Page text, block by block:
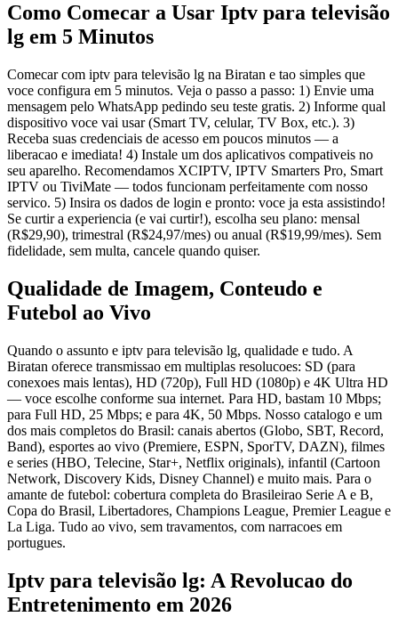
Como Comecar a Usar Iptv para televisão
lg em 5 Minutos
Comecar com iptv para televisão lg na Biratan e tao simples que
voce configura em 5 minutos. Veja o passo a passo: 1) Envie uma
mensagem pelo WhatsApp pedindo seu teste gratis. 2) Informe qual
dispositivo voce vai usar (Smart TV, celular, TV Box, etc.). 3)
Receba suas credenciais de acesso em poucos minutos — a
liberacao e imediata! 4) Instale um dos aplicativos compativeis no
seu aparelho. Recomendamos XCIPTV, IPTV Smarters Pro, Smart
IPTV ou TiviMate — todos funcionam perfeitamente com nosso
servico. 5) Insira os dados de login e pronto: voce ja esta assistindo!
Se curtir a experiencia (e vai curtir!), escolha seu plano: mensal
(R$29,90), trimestral (R$24,97/mes) ou anual (R$19,99/mes). Sem
fidelidade, sem multa, cancele quando quiser.
Qualidade de Imagem, Conteudo e
Futebol ao Vivo
Quando o assunto e iptv para televisão lg, qualidade e tudo. A
Biratan oferece transmissao em multiplas resolucoes: SD (para
conexoes mais lentas), HD (720p), Full HD (1080p) e 4K Ultra HD
— voce escolhe conforme sua internet. Para HD, bastam 10 Mbps;
para Full HD, 25 Mbps; e para 4K, 50 Mbps. Nosso catalogo e um
dos mais completos do Brasil: canais abertos (Globo, SBT, Record,
Band), esportes ao vivo (Premiere, ESPN, SporTV, DAZN), filmes
e series (HBO, Telecine, Star+, Netflix originals), infantil (Cartoon
Network, Discovery Kids, Disney Channel) e muito mais. Para o
amante de futebol: cobertura completa do Brasileirao Serie A e B,
Copa do Brasil, Libertadores, Champions League, Premier League e
La Liga. Tudo ao vivo, sem travamentos, com narracoes em
portugues.
Iptv para televisão lg: A Revolucao do
Entretenimento em 2026